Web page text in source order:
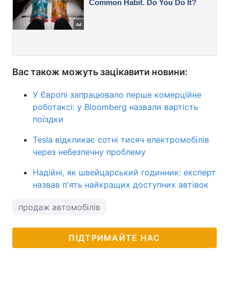
Вас також можуть зацікавити новини:
У Європі запрацювало перше комерційне
роботаксі: у Bloomberg назвали вартість
поїздки
Tesla відкликає сотні тисяч електромобілів
через небезпечну проблему
Надійні, як швейцарський годинник: експерт
назвав п'ять найкращих доступних автівок
продаж автомобілів
ПІДТРИМАЙТЕ НАС